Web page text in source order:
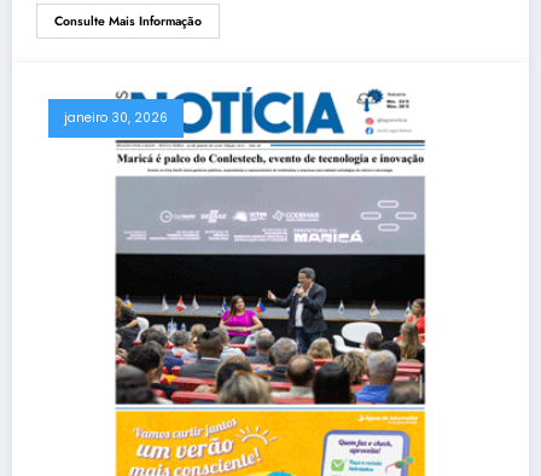
Consulte Mais Informação
janeiro 30, 2026